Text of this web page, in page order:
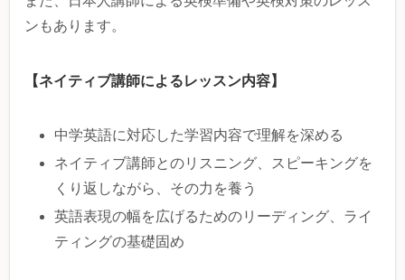
ンもあります。
【ネイティブ講師によるレッスン内容】
中学英語に対応した学習内容で理解を深める
ネイティブ講師とのリスニング、スピーキングを
くり返しながら、その力を養う
英語表現の幅を広げるためのリーディング、ライ
ティングの基礎固め